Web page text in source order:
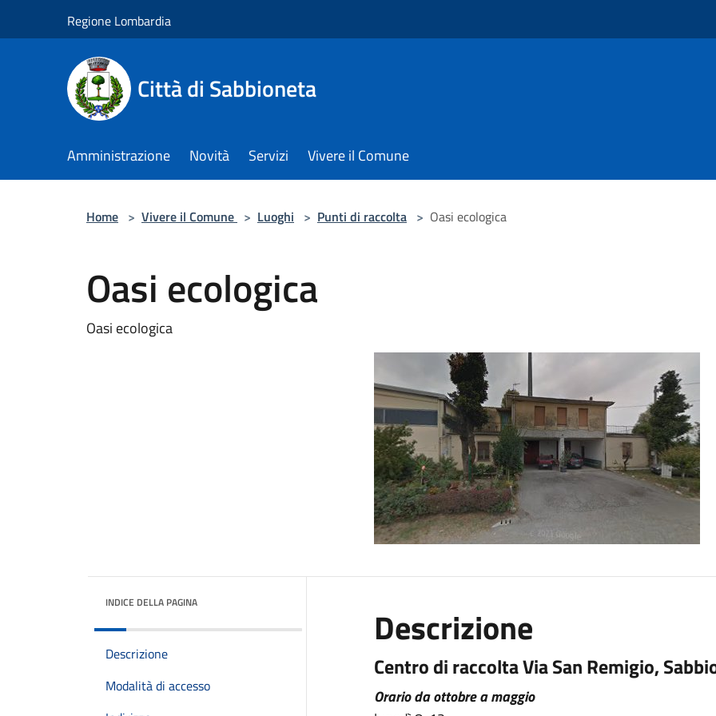
Regione Lombardia
Città di Sabbioneta
Amministrazione Novità Servizi Vivere il Comune
Home > Vivere il Comune > Luoghi > Punti di raccolta > Oasi ecologica
Oasi ecologica
Oasi ecologica
INDICE DELLA PAGINA
Descrizione
Modalità di accesso
Descrizione
Centro di raccolta Via San Remigio,
Orario da ottobre a maggio